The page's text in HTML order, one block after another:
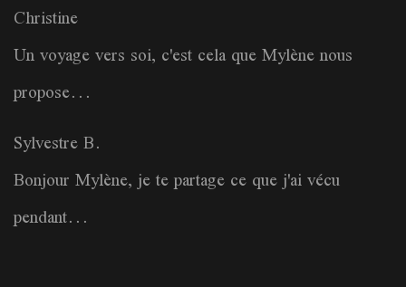
Christine
Un voyage vers soi, c'est cela que Mylène nous
propose...
Sylvestre B.
Bonjour Mylène, je te partage ce que j'ai vécu
pendant...